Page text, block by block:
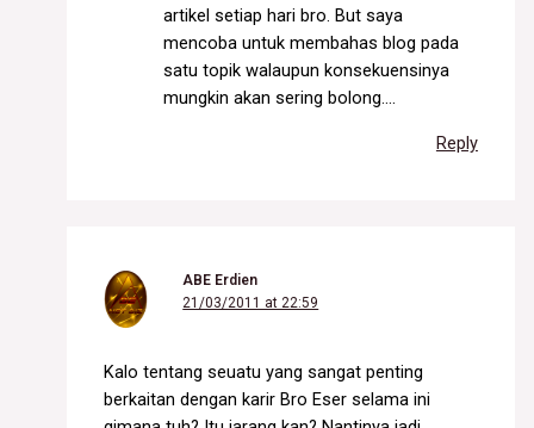
artikel setiap hari bro. But saya
mencoba untuk membahas blog pada
satu topik walaupun konsekuensinya
mungkin akan sering bolong….
Reply
ABE Erdien
21/03/2011 at 22:59
Kalo tentang seuatu yang sangat penting
berkaitan dengan karir Bro Eser selama ini